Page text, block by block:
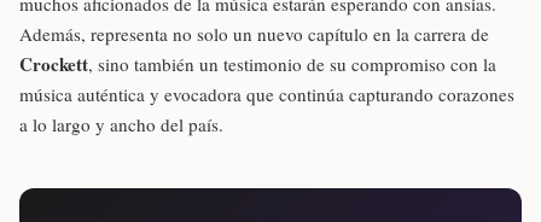
Además, representa no solo un nuevo capítulo en la carrera de
Crockett, sino también un testimonio de su compromiso con la
música auténtica y evocadora que continúa capturando corazones
a lo largo y ancho del país.